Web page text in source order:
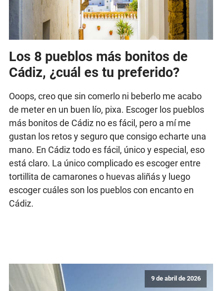
Los 8 pueblos más bonitos de
Cádiz, ¿cuál es tu preferido?
Ooops, creo que sin comerlo ni beberlo me acabo
de meter en un buen lío, pixa. Escoger los pueblos
más bonitos de Cádiz no es fácil, pero a mí me
gustan los retos y seguro que consigo echarte una
mano. En Cádiz todo es fácil, único y especial, eso
está claro. La único complicado es escoger entre
tortillita de camarones o huevas aliñás y luego
escoger cuáles son los pueblos con encanto en
Cádiz.
9 de abril de 2026